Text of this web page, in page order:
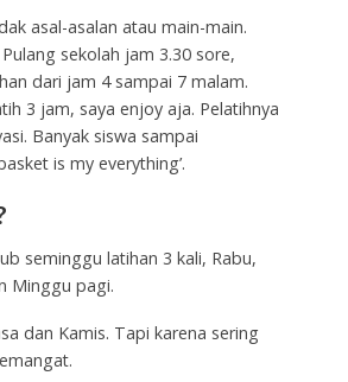
asal-asalan atau main-main.
sekolah jam 3.30 sore,
dari jam 4 sampai 7 malam.
3 jam, saya enjoy aja. Pelatihnya
Banyak siswa sampai
is my everything’.
seminggu latihan 3 kali, Rabu,
Minggu pagi.
dan Kamis. Tapi karena sering